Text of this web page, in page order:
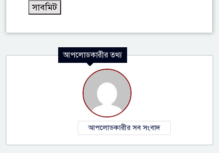
আপলোডকারীর তথ্য
আপলোডকারীর সব সংবাদ